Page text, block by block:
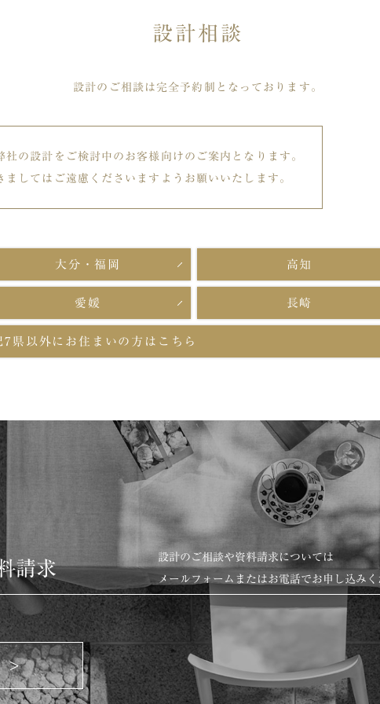
設計相談
設計のご相談は完全予約制となっております。
の設計をご検討中のお客様向けのご案内となります。
してはご遠慮くださいますようお願いいたします。
大分・福岡 高知
愛媛 長崎
7県以外に お住まいの方はこちら
請求
設計のご相談や資料請求については
メールフォームまたはお電話でお申し込みく
>